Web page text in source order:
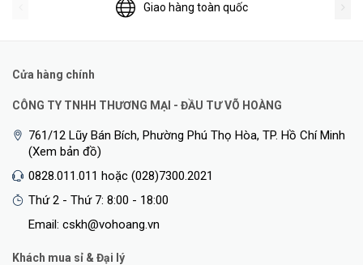
Giao hàng toàn quốc
Cửa hàng chính
CÔNG TY TNHH THƯƠNG MẠI - ĐẦU TƯ VÕ HOÀNG
761/12 Lũy Bán Bích, Phường Phú Thọ Hòa, TP. Hồ Chí Minh
(Xem bản đồ)
0828.011.011 hoặc (028)7300.2021
Thứ 2 - Thứ 7: 8:00 - 18:00
Email: cskh@vohoang.vn
Khách mua sỉ & Đại lý